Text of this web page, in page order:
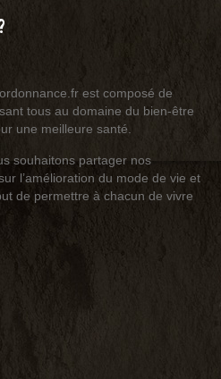
est composé de
tous au domaine du bien-être
une meilleure santé.
souhaitons partager nos
l’amélioration du mode de vie et
de permettre à chacun de vivre